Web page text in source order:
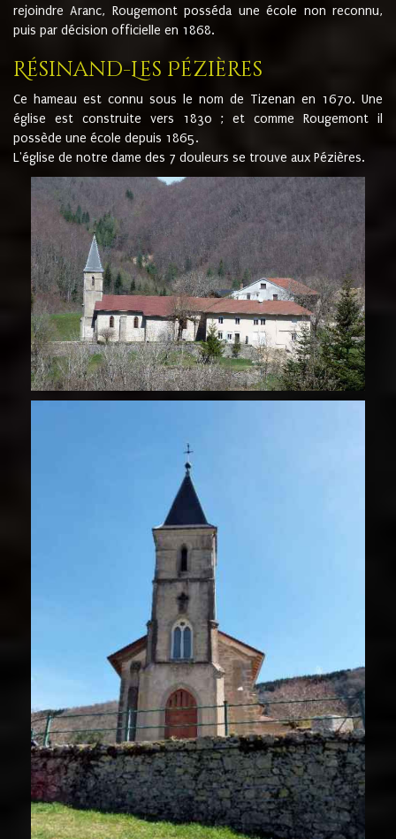
rejoindre Aranc, Rougemont posséda une école non reconnu,
puis par décision officielle en 1868.
Résinand-Les Pézières
Ce hameau est connu sous le nom de Tizenan en 1670. Une
église est construite vers 1830 ; et comme Rougemont il
possède une école depuis 1865.
L'église de notre dame des 7 douleurs se trouve aux Pézières.